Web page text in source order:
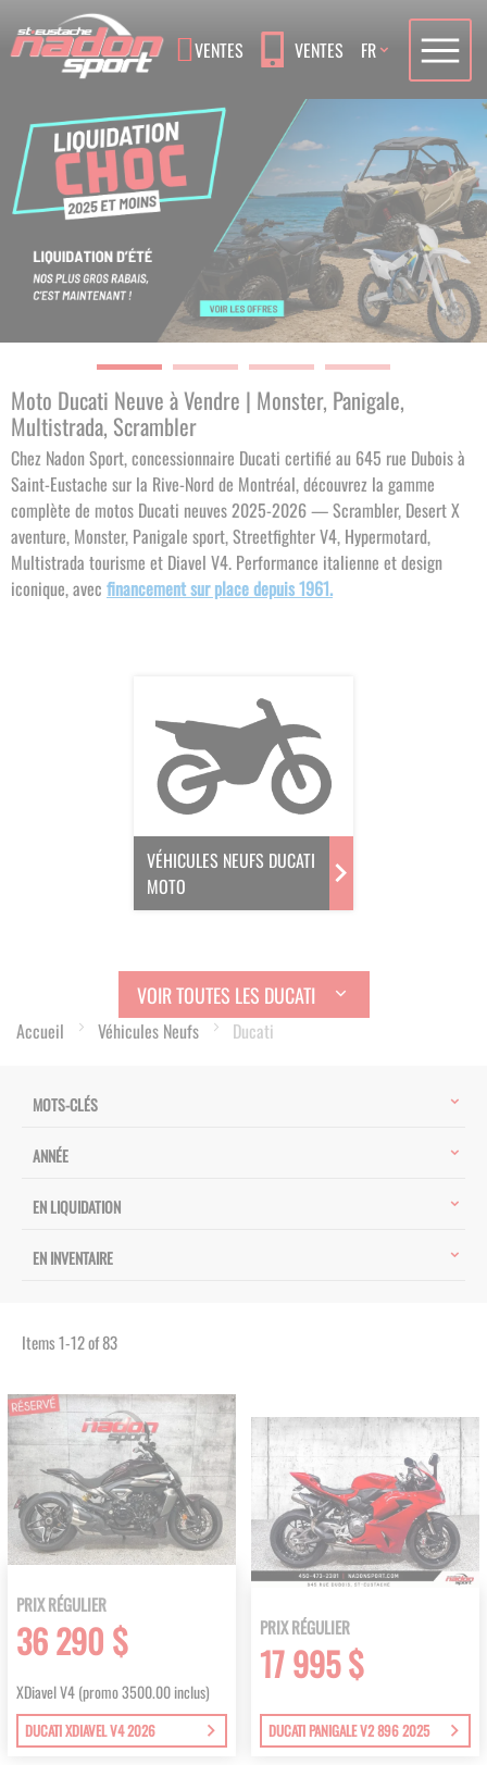
VENTES VENTES Language
FR
Moto Ducati Neuve à Vendre | Monster, Panigale,
Multistrada, Scrambler
Chez Nadon Sport, concessionnaire Ducati certifié au 645 rue Dubois à
Saint-Eustache sur la Rive-Nord de Montréal, découvrez la gamme
complète de motos Ducati neuves 2025-2026 — Scrambler, Desert X
aventure, Monster, Panigale sport, Streetfighter V4, Hypermotard,
Multistrada tourisme et Diavel V4. Performance italienne et design
iconique, avec financement sur place depuis 1961.
VÉHICULES NEUFS DUCATI
MOTO
VOIR TOUTES LES DUCATI
Accueil Véhicules Neufs Ducati
MOTS-CLÉS
ANNÉE
EN LIQUIDATION
EN INVENTAIRE
Items1-12of83
PRIX RÉGULIER
36 290 $
XDiavel V4 (promo 3500.00 inclus)
DUCATI XDIAVEL V4 2026
PRIX RÉGULIER
17 995 $
DUCATI PANIGALE V2 896 2025